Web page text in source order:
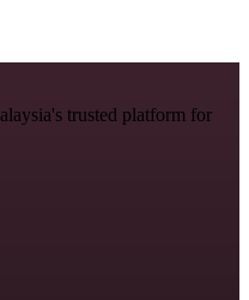
trusted platform for